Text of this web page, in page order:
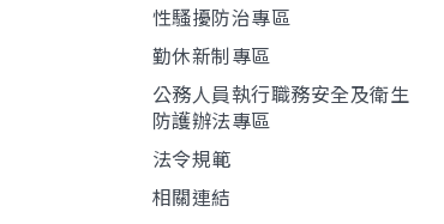
性騷擾防治專區
勤休新制專區
公務人員執行職務安全及衛生
防護辦法專區
法令規範
相關連結